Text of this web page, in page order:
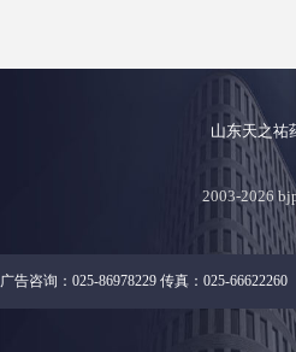
山东天之祐
2003-2026
广告咨询：025-86978229 传真：025-66622260